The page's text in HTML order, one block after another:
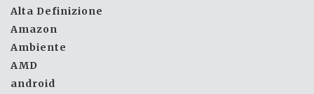
Alta Definizione
Amazon
Ambiente
AMD
android